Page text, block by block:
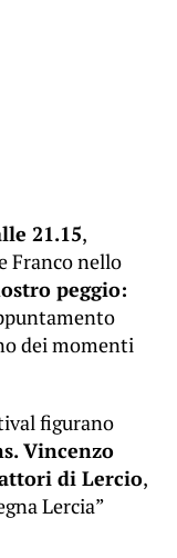
21.15,
Franco nello
peggio:
dei momenti
figurano
Vincenzo
di Lercio,
Lercia”